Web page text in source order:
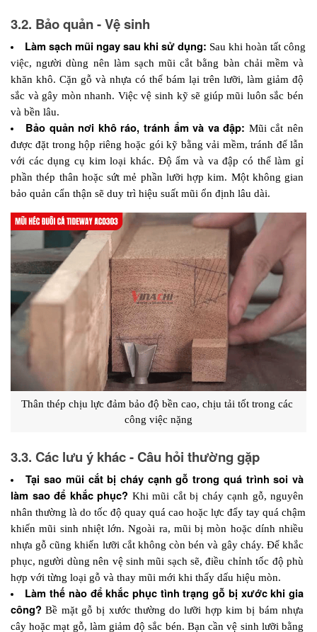
3.2. Bảo quản - Vệ sinh
Làm sạch mũi ngay sau khi sử dụng: Sau khi hoàn tất công
việc, người dùng nên làm sạch mũi cắt bằng bàn chải mềm và
khăn khô. Cặn gỗ và nhựa có thể bám lại trên lưỡi, làm giảm độ
sắc và gây mòn nhanh. Việc vệ sinh kỹ sẽ giúp mũi luôn sắc bén
và bền lâu.
Bảo quản nơi khô ráo, tránh ẩm và va đập: Mũi cắt nên
được đặt trong hộp riêng hoặc gói kỹ bằng vải mềm, tránh để lẫn
với các dụng cụ kim loại khác. Độ ẩm và va đập có thể làm gỉ
phần thép thân hoặc sứt mẻ phần lưỡi hợp kim. Một không gian
bảo quản cẩn thận sẽ duy trì hiệu suất mũi ổn định lâu dài.
Thân thép chịu lực đảm bảo độ bền cao, chịu tải tốt trong các
công việc nặng
3.3. Các lưu ý khác - Câu hỏi thường gặp
Tại sao mũi cắt bị cháy cạnh gỗ trong quá trình soi và
làm sao để khắc phục? Khi mũi cắt bị cháy cạnh gỗ, nguyên
nhân thường là do tốc độ quay quá cao hoặc lực đẩy tay quá chậm
khiến mũi sinh nhiệt lớn. Ngoài ra, mũi bị mòn hoặc dính nhiều
nhựa gỗ cũng khiến lưỡi cắt không còn bén và gây cháy. Để khắc
phục, người dùng nên vệ sinh mũi sạch sẽ, điều chỉnh tốc độ phù
hợp với từng loại gỗ và thay mũi mới khi thấy dấu hiệu mòn.
Làm thế nào để khắc phục tình trạng gỗ bị xước khi gia
công? Bề mặt gỗ bị xước thường do lưỡi hợp kim bị bám nhựa
cây hoặc mạt gỗ, làm giảm độ sắc bén. Bạn cần vệ sinh lưỡi bằng